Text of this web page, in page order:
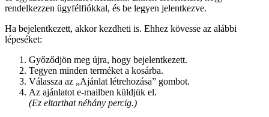
rendelkezzen ügyfélfiókkal, és be legyen jelentkezve.
Ha bejelentkezett, akkor kezdheti is. Ehhez kövesse az alábbi
lépeséket:
Győződjön meg újra, hogy bejelentkezett.
Tegyen minden terméket a kosárba.
Válassza az „Ajánlat létrehozása” gombot.
Az ajánlatot e-mailben küldjük el.
(Ez eltarthat néhány percig.)